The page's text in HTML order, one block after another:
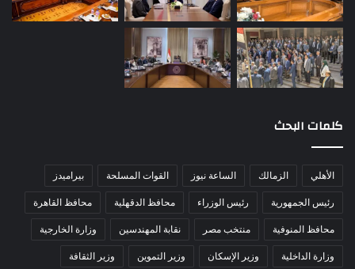
كلمات البحث
الأهلي الزمالك الساعة نيوز القوات المسلحة
بيراميدز
رئيس الجمهورية
رئيس الوزراء محافظ الدقهلية
محافظ القاهرة
محافظ المنوفية
منتخب مصر نقابة المهندسين
وزارة الخارجية
وزارة الداخلية
وزير الإسكان وزير التموين
وزير الثقافة